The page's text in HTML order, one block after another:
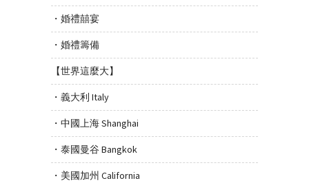
・婚禮囍宴
・婚禮籌備
【世界這麼大】
・義大利 Italy
・中國上海 Shanghai
・泰國曼谷 Bangkok
・美國加州 California